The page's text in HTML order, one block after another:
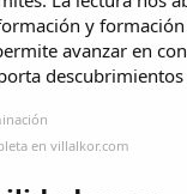
y
avanzar en
en villalkor.com